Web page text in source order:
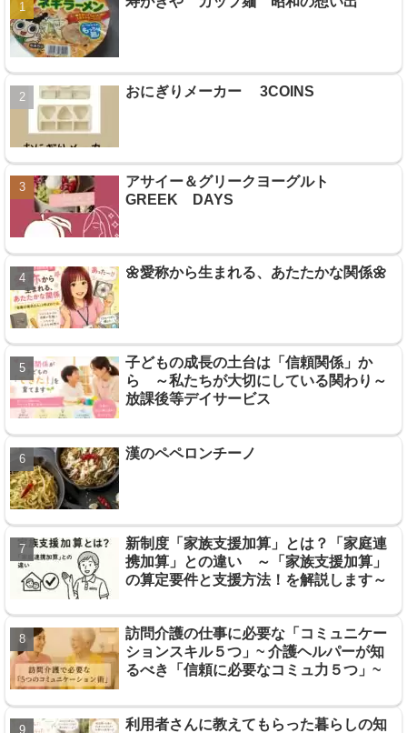
おにぎりメーカー 3COINS
アサイー＆グリークヨーグルト
GREEK DAYS
🌼愛称から生まれる、あたたかな関係🌼
子どもの成長の土台は「信頼関係」か
ら ～私たちが大切にしている関わり～
放課後等デイサービス
漢のペペロンチーノ
新制度「家族支援加算」とは？「家庭連
携加算」との違い ～「家族支援加算」
の算定要件と支援方法！を解説します～
訪問介護の仕事に必要な「コミュニケー
ションスキル５つ」~ 介護ヘルパーが知
るべき「信頼に必要なコミュ力５つ」~
利用者さんに教えてもらった暮らしの知